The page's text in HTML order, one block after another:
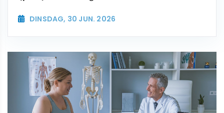
DINSDAG, 30 JUN. 2026